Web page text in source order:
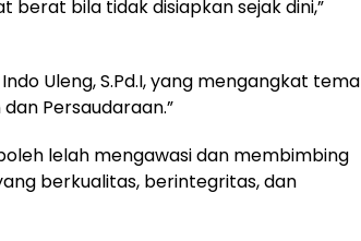
berat bila tidak disiapkan sejak dini,”
Uleng, S.Pd.I, yang mengangkat tema
Persaudaraan.”
lelah mengawasi dan membimbing
berkualitas, berintegritas, dan